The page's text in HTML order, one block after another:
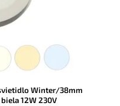
Winter/38mm
12W 230V